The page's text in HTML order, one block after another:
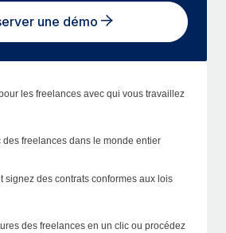
une démo
les freelances avec qui vous travaillez
des freelances dans le monde entier
signez des contrats conformes aux lois
des freelances en un clic ou procédez